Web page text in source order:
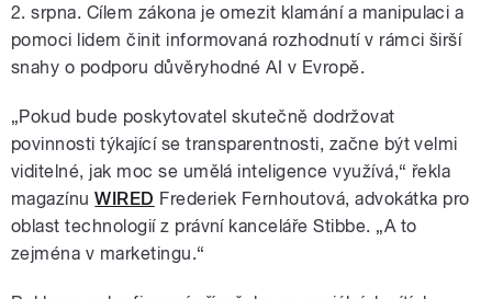
2. srpna. Cílem zákona je omezit klamání a manipulaci a
pomoci lidem činit informovaná rozhodnutí v rámci širší
snahy o podporu důvěryhodné AI v Evropě.
„Pokud bude poskytovatel skutečně dodržovat
povinnosti týkající se transparentnosti, začne být velmi
viditelné, jak moc se umělá inteligence využívá,“ řekla
magazínuWIRED Frederiek Fernhoutová, advokátka pro
oblast technologií z právní kanceláře Stibbe. „A to
zejména v marketingu.“